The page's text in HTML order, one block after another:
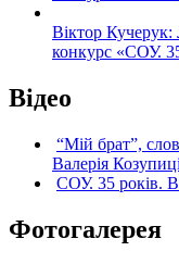
Віктор Кучерук:
конкурс «СОУ. 35
Відео
“Мій брат”,
Валерія Козупиці
СОУ. 35 років.
Фотогалерея